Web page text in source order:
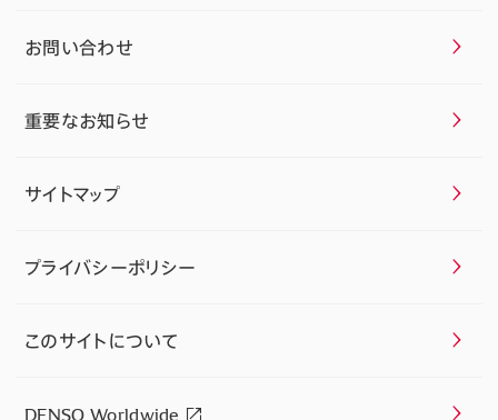
お問い合わせ
重要なお知らせ
サイトマップ
プライバシーポリシー
このサイトについて
DENSO Worldwide